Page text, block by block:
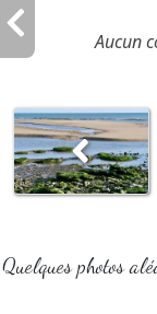
Aucun
Quelques photos